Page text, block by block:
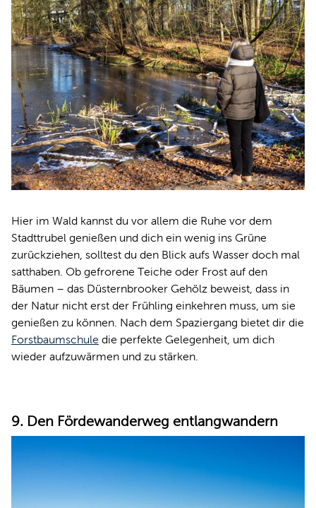
Hier im Wald kannst du vor allem die Ruhe vor dem
Stadttrubel genießen und dich ein wenig ins Grüne
zurückziehen, solltest du den Blick aufs Wasser doch mal
satthaben. Ob gefrorene Teiche oder Frost auf den
Bäumen – das Düsternbrooker Gehölz beweist, dass in
der Natur nicht erst der Frühling einkehren muss, um sie
genießen zu können. Nach dem Spaziergang bietet dir die
Forstbaumschule die perfekte Gelegenheit, um dich
wieder aufzuwärmen und zu stärken.
9. Den Fördewanderweg entlangwandern